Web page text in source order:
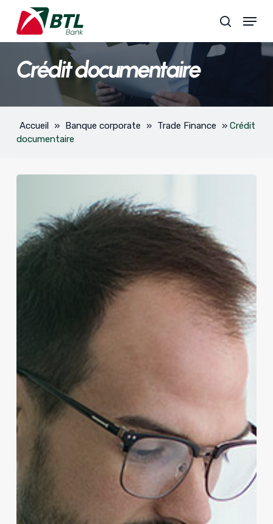
main
search
Menu
Crédit documentaire
Accueil » Banque corporate » Trade Finance » Crédit
documentaire